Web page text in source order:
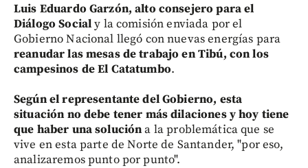
Luis Eduardo Garzón, alto consejero para el
Diálogo Socialy la comisión enviada por el
Gobierno Nacional llegó con nuevas energías para
reanudar las mesas de trabajo en Tibú, con los
campesinos de El Catatumbo.
Según el representante del Gobierno, esta
situación no debe tener más dilaciones y hoy tiene
que haber una solucióna la problemática que se
vive en esta parte de Norte de Santander, "por eso,
analizaremos punto por punto".